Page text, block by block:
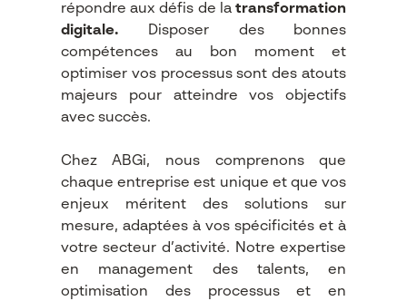
répondre aux défis de latransformation
digitale. Disposer des bonnes
compétences au bon moment et
optimiser vos processus sont des atouts
majeurs pour atteindre vos objectifs
avec succès.
Chez ABGi, nous comprenons que
chaque entreprise est unique et que vos
enjeux méritent des solutions sur
mesure, adaptées à vos spécificités et à
votre secteur d’activité. Notre expertise
en management des talents, en
optimisation des processus et en